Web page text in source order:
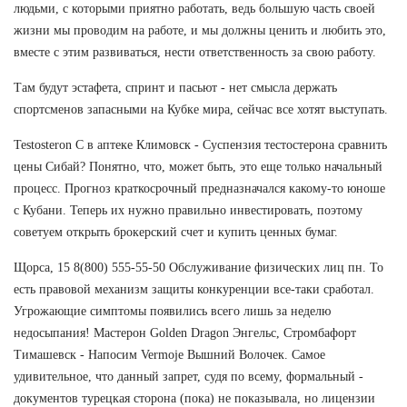
людьми, с которыми приятно работать, ведь большую часть своей
жизни мы проводим на работе, и мы должны ценить и любить это,
вместе с этим развиваться, нести ответственность за свою работу.
Там будут эстафета, спринт и пасьют - нет смысла держать
спортсменов запасными на Кубке мира, сейчас все хотят выступать.
Testosteron C в аптеке Климовск - Суспензия тестостерона сравнить
цены Сибай? Понятно, что, может быть, это еще только начальный
процесс. Прогноз краткосрочный предназначался какому-то юноше
с Кубани. Теперь их нужно правильно инвестировать, поэтому
советуем открыть брокерский счет и купить ценных бумаг.
Щорса, 15 8(800) 555-55-50 Обслуживание физических лиц пн. То
есть правовой механизм защиты конкуренции все-таки сработал.
Угрожающие симптомы появились всего лишь за неделю
недосыпания! Мастерон Golden Dragon Энгельс, Стромбафорт
Тимашевск - Напосим Vermoje Вышний Волочек. Самое
удивительное, что данный запрет, судя по всему, формальный -
документов турецкая сторона (пока) не показывала, но лицензии